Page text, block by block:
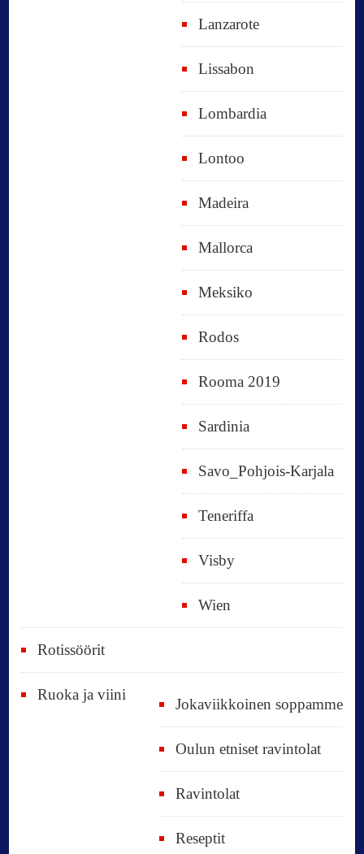
Lanzarote
Lissabon
Lombardia
Lontoo
Madeira
Mallorca
Meksiko
Rodos
Rooma 2019
Sardinia
Savo_Pohjois-Karjala
Teneriffa
Visby
Wien
Rotissöörit
Ruoka ja viini
Jokaviikkoinen soppamme
Oulun etniset ravintolat
Ravintolat
Reseptit